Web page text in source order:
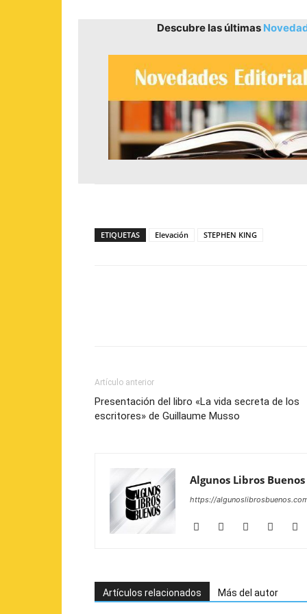
Descubre las últimas
ETIQUETAS Elevación STEPHEN KING
Artículo anterior
Presentación del libro «La vida secreta de los
escritores» de Guillaume Musso
Algunos Libros Buenos
https://
Artículos relacionados Más del autor